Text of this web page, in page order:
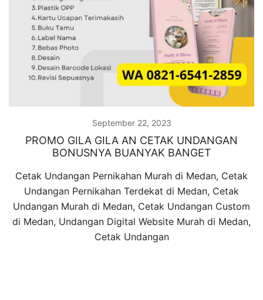
September 22, 2023
PROMO GILA GILA AN CETAK UNDANGAN
BONUSNYA BUANYAK BANGET
Cetak Undangan Pernikahan Murah di Medan, Cetak
Undangan Pernikahan Terdekat di Medan, Cetak
Undangan Murah di Medan, Cetak Undangan Custom
di Medan, Undangan Digital Website Murah di Medan,
Cetak Undangan